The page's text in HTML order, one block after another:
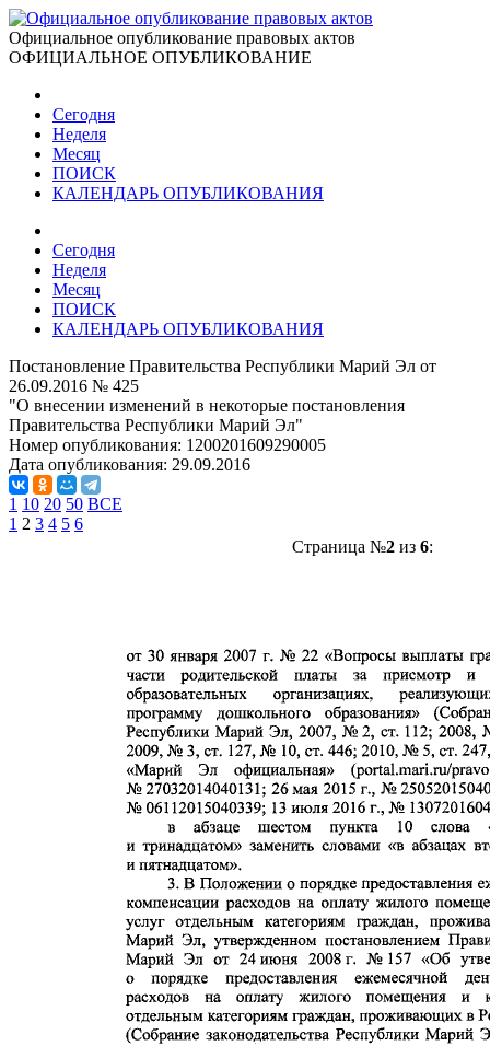
Официальное опубликование правовых актов
ОФИЦИАЛЬНОЕ ОПУБЛИКОВАНИЕ
Сегодня
Неделя
Месяц
ПОИСК
КАЛЕНДАРЬ ОПУБЛИКОВАНИЯ
Сегодня
Неделя
Месяц
ПОИСК
КАЛЕНДАРЬ ОПУБЛИКОВАНИЯ
Постановление Правительства Республики Марий Эл от
26.09.2016 № 425
"О внесении изменений в некоторые постановления
Правительства Республики Марий Эл"
Номер опубликования: 1200201609290005
Дата опубликования: 29.09.2016
1 10 20 50 ВСЕ
1 2 3 4 5 6
Страница №2из 6: